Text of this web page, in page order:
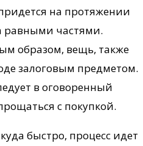
на протяжении
равными частями.
образом, вещь, также
залоговым предметом.
в оговоренный
с покупкой.
быстро, процесс идет